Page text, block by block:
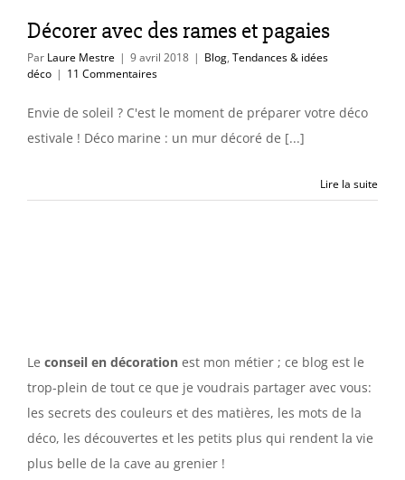
Décorer avec des rames et pagaies
Par Laure Mestre | 9 avril 2018 | Blog, Tendances & idées
déco | 11 Commentaires
Envie de soleil ? C'est le moment de préparer votre déco
estivale ! Déco marine : un mur décoré de [...]
Lire la suite
Le conseil en décoration est mon métier ; ce blog est le
trop-plein de tout ce que je voudrais partager avec vous:
les secrets des couleurs et des matières, les mots de la
déco, les découvertes et les petits plus qui rendent la vie
plus belle de la cave au grenier !